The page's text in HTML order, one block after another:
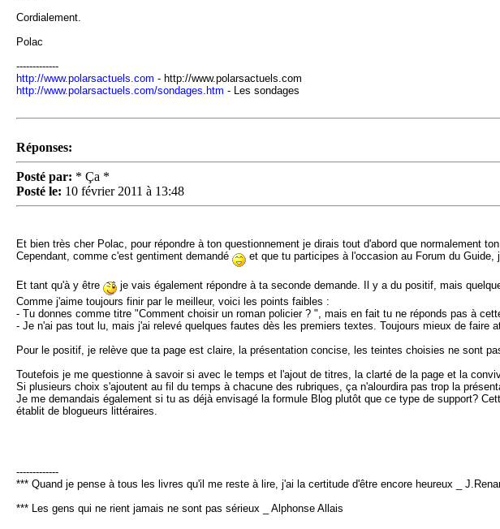
Cordialement.
Polac
-------------
http://www.polarsactuels.com - http://www.polarsactuels.com
http://www.polarsactuels.com/sondages.htm - Les sondages
Réponses:
Posté par: * Ça *
Posté le: 10 février 2011 à 13:48
Et bien très cher Polac, pour répondre à ton questionnement je dirais tout d'abord que normalement
Cependant, comme c'est gentiment demandé
et que tu participes à l'occasion au Forum du Guide,
Et tant qu'à y être
je vais également répondre à ta seconde demande. Il y a du positif, mais
Comme j'aime toujours finir par le meilleur, voici les points faibles :
- Tu donnes comme titre "Comment choisir un roman policier ? ", mais en fait tu ne réponds pas à
- Je n'ai pas tout lu, mais j'ai relevé quelques fautes dès les premiers textes. Toujours mieux de faire
Pour le positif, je relève que ta page est claire, la présentation concise, les teintes choisies ne sont
Toutefois je me questionne à savoir si avec le temps et l'ajout de titres, la clarté de la page et la
Si plusieurs choix s'ajoutent au fil du temps à chacune des rubriques, ça n'alourdira pas trop la
Je me demandais également si tu as déjà envisagé la formule Blog plutôt que ce type de support?
établit de blogueurs littéraires.
-------------
*** Quand je pense à tous les livres qu'il me reste à lire, j'ai la certitude d'être encore heureux _
*** Les gens qui ne rient jamais ne sont pas sérieux _ Alphonse Allais